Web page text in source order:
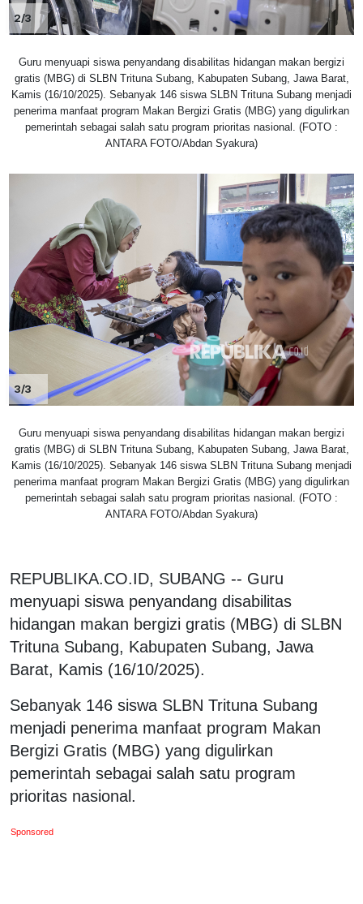
2/3
Guru menyuapi siswa penyandang disabilitas hidangan makan bergizi
gratis (MBG) di SLBN Trituna Subang, Kabupaten Subang, Jawa Barat,
Kamis (16/10/2025). Sebanyak 146 siswa SLBN Trituna Subang menjadi
penerima manfaat program Makan Bergizi Gratis (MBG) yang digulirkan
pemerintah sebagai salah satu program prioritas nasional. (FOTO :
ANTARA FOTO/Abdan Syakura)
3/3
Guru menyuapi siswa penyandang disabilitas hidangan makan bergizi
gratis (MBG) di SLBN Trituna Subang, Kabupaten Subang, Jawa Barat,
Kamis (16/10/2025). Sebanyak 146 siswa SLBN Trituna Subang menjadi
penerima manfaat program Makan Bergizi Gratis (MBG) yang digulirkan
pemerintah sebagai salah satu program prioritas nasional. (FOTO :
ANTARA FOTO/Abdan Syakura)
REPUBLIKA.CO.ID, SUBANG -- Guru
menyuapi siswa penyandang disabilitas
hidangan makan bergizi gratis (MBG) di SLBN
Trituna Subang, Kabupaten Subang, Jawa
Barat, Kamis (16/10/2025).
Sebanyak 146 siswa SLBN Trituna Subang
menjadi penerima manfaat program Makan
Bergizi Gratis (MBG) yang digulirkan
pemerintah sebagai salah satu program
prioritas nasional.
Sponsored